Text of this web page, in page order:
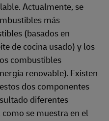
Actualmente, se
más
(basados en
de cocina usado) y los
combustibles
renovable). Existen
dos componentes
diferentes
se muestra en el